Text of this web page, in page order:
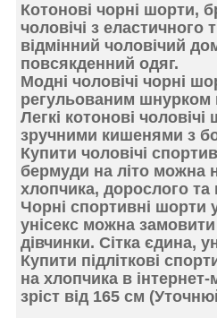
Котонові чорні шорти,
чоловічі з еластичного
відмінний чоловічий
повсякденний одяг.
Модні чоловічі чорні
регульованим шнурком
Легкі котонові чоловічі
зручними кишенями з
Купити чоловічі
бермуди на літо можна
хлопчика, дорослого та
Чорні спортивні шорти
унісекс можна замовити
дівчинки. Сітка єдина,
Купити підліткові
на хлопчика в
зріст від 165 см